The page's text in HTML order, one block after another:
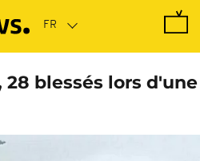
blessés lors d'une